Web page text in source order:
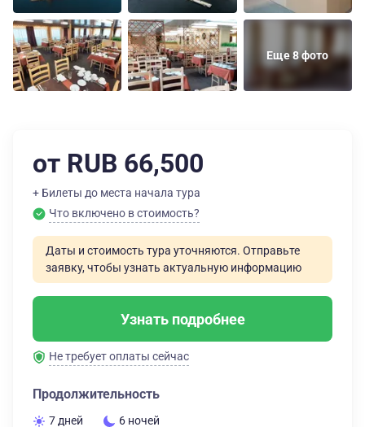
Еще 8 фото
от RUB 66,500
+ Билеты до места начала тура
Что включено в стоимость?
Даты и стоимость тура уточняются. Отправьте
заявку, чтобы узнать актуальную информацию
Узнать подробнее
Не требует оплаты сейчас
Продолжительность
7 дней 6 ночей